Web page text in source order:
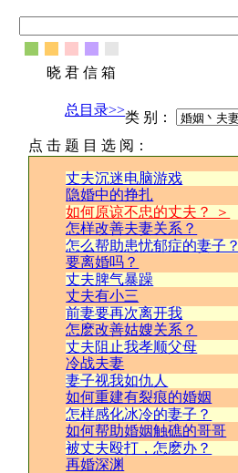
晓 君 信 箱
总目录>>类 别：
点 击 题 目 选 阅：
丈夫沉迷电脑游戏
隐婚中的挣扎
如何原谅不忠的丈夫？ ＞
怎样改善夫妻关系？
怎么帮助患忧郁症的妻子？
要离婚吗？
丈夫脾气暴躁
丈夫有小三
前妻要再次离开我
怎麽改善姑嫂关系？
丈夫阻止我孝顺父母
冷战夫妻
妻子视我如仇人
如何重建有裂痕的婚姻
怎样感化冰冷的妻子？
如何帮助婚姻触礁的哥哥
被丈夫殴打，怎麽办？
再婚深渊